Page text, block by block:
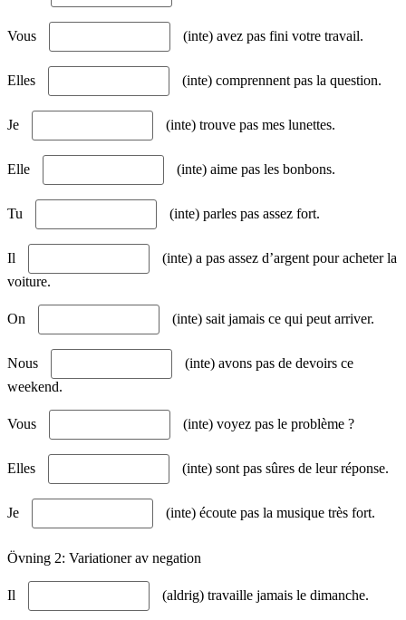
Vous (inte) avez pas fini votre travail.
Elles (inte) comprennent pas la question.
Je (inte) trouve pas mes lunettes.
Elle (inte) aime pas les bonbons.
Tu (inte) parles pas assez fort.
Il
(inte) a pas assez d’argent pour acheter la
voiture.
On (inte) sait jamais ce qui peut arriver.
Nous
(inte) avons pas de devoirs ce
weekend.
Vous (inte) voyez pas le problème ?
Elles (inte) sont pas sûres de leur réponse.
Je (inte) écoute pas la musique très fort.
Övning 2: Variationer av negation
Il (aldrig) travaille jamais le dimanche.